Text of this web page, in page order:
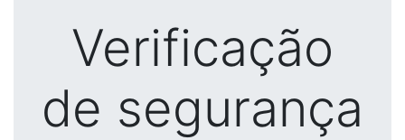
Verificação
de segurança